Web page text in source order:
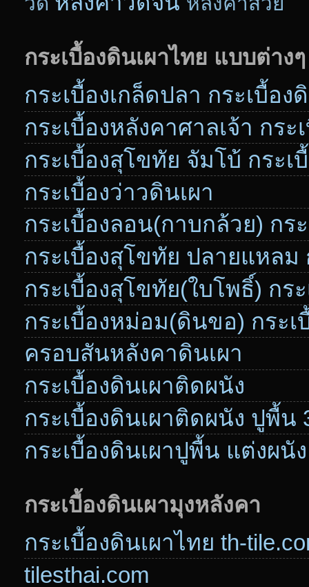
กระเบื้องดินเผาไทย แบบต่างๆ
กระเบื้องเกล็ดปลา กระเบื้อง
กระเบื้องหลังคาศาลเจ้า กระ
กระเบื้องสุโขทัย จัมโบ้ กระเ
กระเบื้องว่าวดินเผา
กระเบื้องลอน(กาบกล้วย) กร
กระเบื้องสุโขทัย ปลายแหลม
กระเบื้องสุโขทัย(ใบโพธิ์) กร
กระเบื้องหม่อม(ดินขอ) กระเ
ครอบสันหลังคาดินเผา
กระเบื้องดินเผาติดผนัง
กระเบื้องดินเผาติดผนัง ปูพื้น
กระเบื้องดินเผาปูพื้น แต่งผนัง
กระเบื้องดินเผามุงหลังคา
กระเบื้องดินเผาไทย th-
tilesthai.com